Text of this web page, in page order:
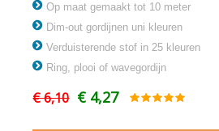
Op maat gemaakt tot 10 meter
Dim-out gordijnen uni kleuren
Verduisterende stof in 25 kleuren
Ring, plooi of wavegordijn
€ 6,10 € 4,27